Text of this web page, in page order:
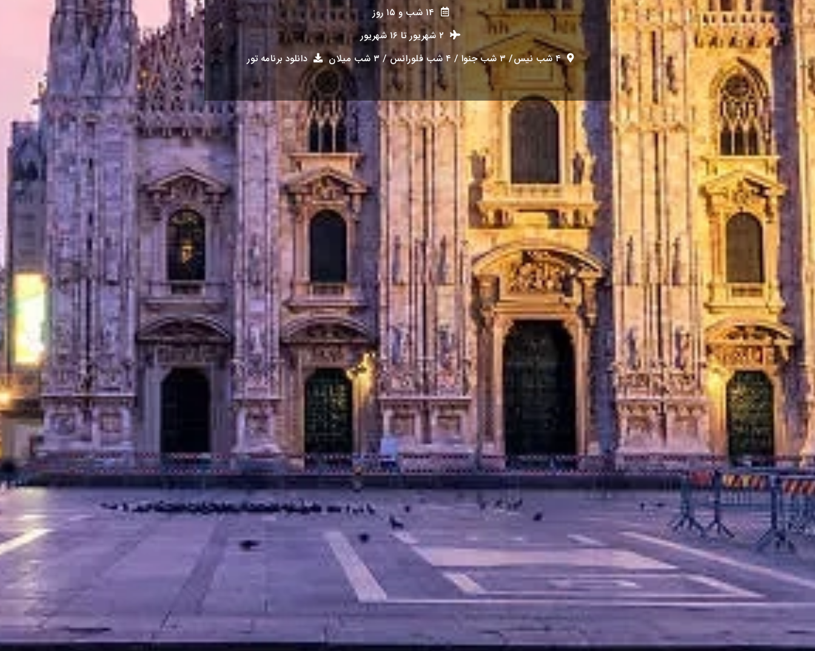
۱۴ شب و ۱۵ روز
۲ شهریور
تا ۱۶ شهریور
۴ شب نیس/ ۳ شب جنوا / ۴ شب فلورانس / ۳ شب میلان
دانلود برنامه تور